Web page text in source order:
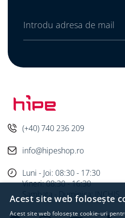
(+40) 740 236 209
info@hipeshop.ro
Luni - Joi: 08:30 - 17:30
Vineri: 08:30 - 16:30
Sambata - Duminica: INCHIS
Acest site web folosește
Acest site web folosește cookie-uri